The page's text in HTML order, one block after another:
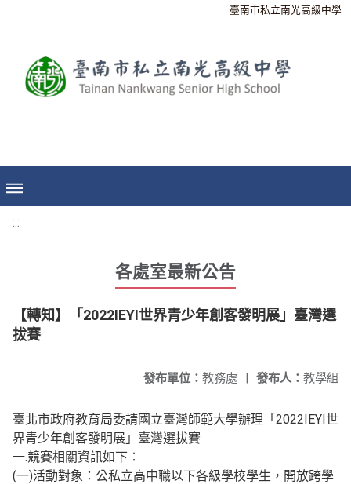
臺南市私立南光高級中學
:::
各處室最新公告
【轉知】「2022IEYI世界青少年創客發明展」臺灣選
拔賽
發布人： 教學組
發布單位： 教務處 |
臺北市政府教育局委請國立臺灣師範大學辦理「2022IEYI世
界青少年創客發明展」臺灣選拔賽
一.競賽相關資訊如下：
(一)活動對象：公私立高中職以下各級學校學生，開放跨學